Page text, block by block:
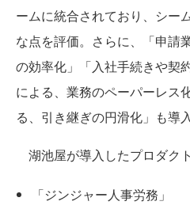
ームに統合されており、シー
な点を評価。さらに、「申請
の効率化」「入社手続きや契
による、業務のペーパーレス
る、引き継ぎの円滑化」も導
湖池屋が導入したプロダク
「ジンジャー人事労務」